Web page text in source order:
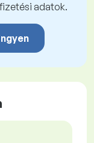
adatok.